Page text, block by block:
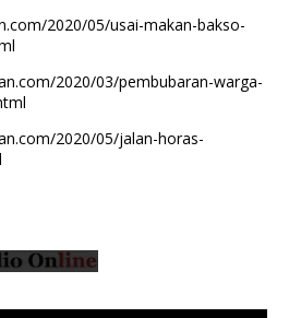
2020/05/usai-makan-bakso-
2020/03/pembubaran-warga-
2020/05/jalan-horas-